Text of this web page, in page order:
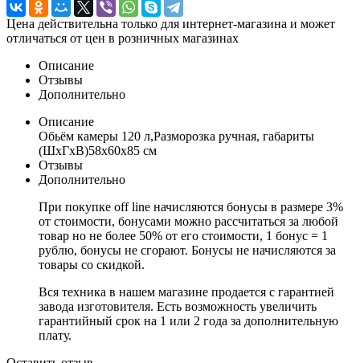
Цена действительна только для интернет-магазина и может
отличаться от цен в розничных магазинах
Описание
Отзывы
Дополнительно
Описание
Обьём камеры 120 л,Разморозка ручная, габариты
(ШxГxВ)58x60x85 см
Отзывы
Дополнительно
При покупке off line начисляются бонусы в размере 3%
от стоимости, бонусами можно рассчитаться за любой
товар но не более 50% от его стоимости, 1 бонус = 1
рублю, бонусы не сгорают. Бонусы не начисляются за
товары со скидкой.
Вся техника в нашем магазине продается с гарантией
завода изготовителя. Есть возможность увеличить
гарантийный срок на 1 или 2 года за дополнительную
плату.